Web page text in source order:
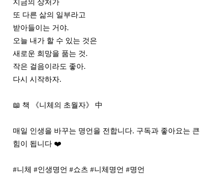
지금의 상처가
또 다른 삶의 일부라고
받아들이는 거야.
오늘 내가 할 수 있는 것은
새로운 희망을 품는 것.
작은 걸음이라도 좋아.
다시 시작하자.
📖 책 《니체의 초월자》 中
매일 인생을 바꾸는 명언을 전합니다. 구독과 좋아요는 큰
힘이 됩니다 ❤️
#니체 #인생명언 #쇼츠 #니체명언 #명언